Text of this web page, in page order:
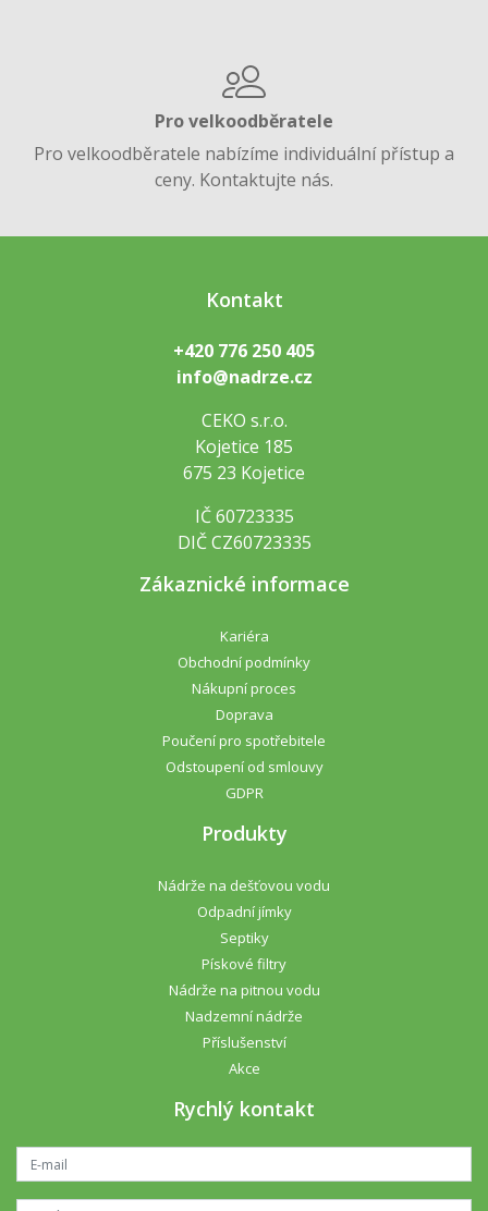
Pro velkoodběratele
Pro velkoodběratele nabízíme individuální přístup a
ceny. Kontaktujte nás.
Kontakt
+420 776 250 405
info@nadrze.cz
CEKO s.r.o.
Kojetice 185
675 23 Kojetice
IČ 60723335
DIČ CZ60723335
Zákaznické informace
Kariéra
Obchodní podmínky
Nákupní proces
Doprava
Poučení pro spotřebitele
Odstoupení od smlouvy
GDPR
Produkty
Nádrže na dešťovou vodu
Odpadní jímky
Septiky
Pískové filtry
Nádrže na pitnou vodu
Nadzemní nádrže
Příslušenství
Akce
Rychlý kontakt